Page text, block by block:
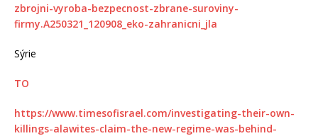
zbrojni-vyroba-bezpecnost-zbrane-suroviny-
firmy.A250321_120908_eko-zahranicni_jla
Sýrie
TO
https://www.timesofisrael.com/investigating-their-own-
killings-alawites-claim-the-new-regime-was-behind-